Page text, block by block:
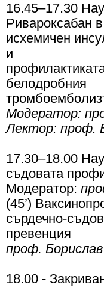
16.45–17.30
Ривароксабан
исхемичен
и
белодробния
Модератор:
Лектор: проф.
17.30–18.00
съдовата
Модератор:
(45’)
сърдечно-
превенция
проф.
18.00 -